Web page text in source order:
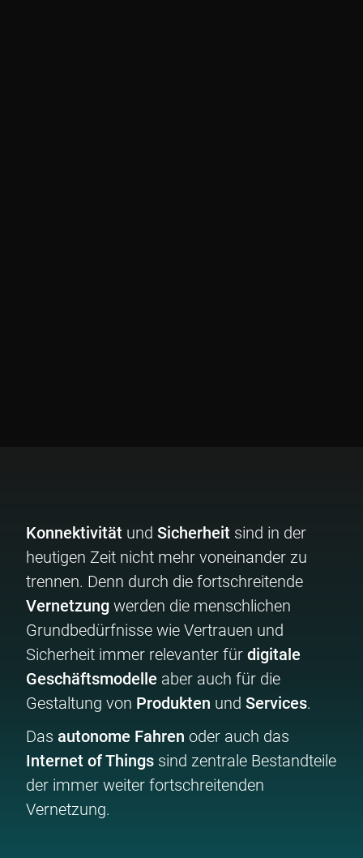
Konnektivität undSicherheit sind in der
heutigen Zeit nicht mehr voneinander zu
trennen. Denn durch die fortschreitende
Vernetzungwerden die menschlichen
Grundbedürfnisse wie Vertrauen und
Sicherheit immer relevanter fürdigitale
Geschäftsmodelle aber auch für die
Gestaltung von Produkten undServices.
Das autonome Fahrenoder auch das
Internet of Things sind zentrale Bestandteile
der immer weiter fortschreitenden
Vernetzung.